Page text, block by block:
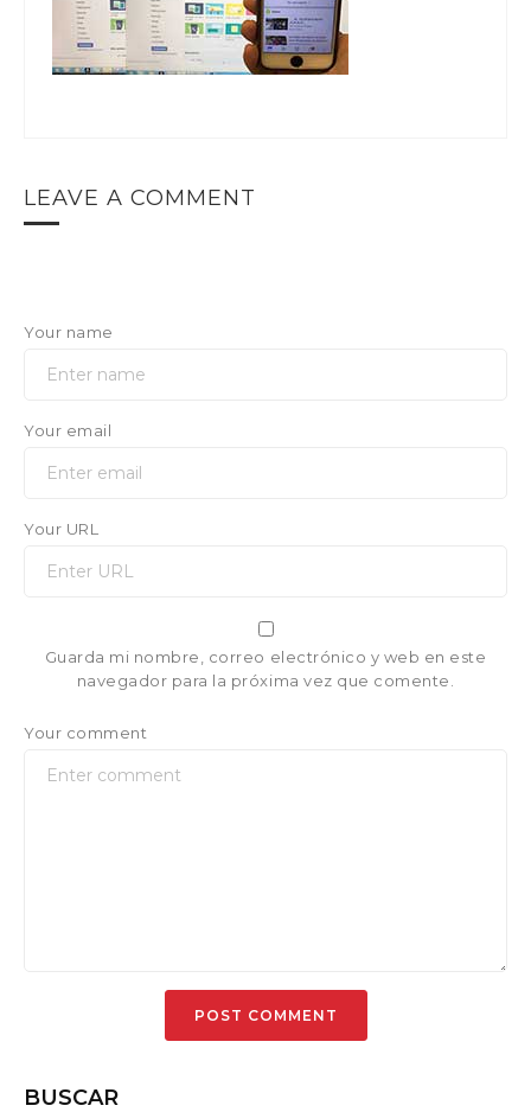
LEAVE A COMMENT
Your name
Your email
Your URL
Guarda mi nombre, correo electrónico y web en este
navegador para la próxima vez que comente.
Your comment
BUSCAR